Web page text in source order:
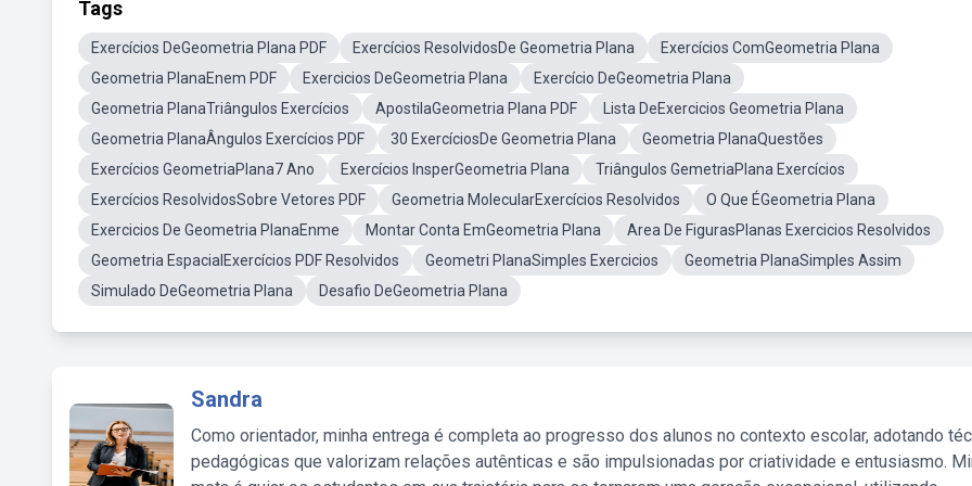
Tags
Exercícios DeGeometria Plana PDF Exercícios ResolvidosDe Geometria Plana
Exercícios ComGeometria Plana
Geometria PlanaEnem PDF
Exercicios DeGeometria Plana
Exercício DeGeometria Plana
Geometria PlanaTriângulos Exercícios
ApostilaGeometria Plana PDF
Lista DeExercicios Geometria Plana
Geometria PlanaÂngulos Exercícios PDF
30 ExercíciosDe Geometria Plana
Geometria PlanaQuestões
Exercícios GeometriaPlana7 Ano
Exercícios InsperGeometria Plana
Triângulos GemetriaPlana Exercícios
Exercícios ResolvidosSobre Vetores PDF
Geometria MolecularExercícios Resolvidos
O Que ÉGeometria Plana
Exercicios De Geometria PlanaEnme
Montar Conta EmGeometria Plana
Area De FigurasPlanas Exercicios Resolvidos
Geometria EspacialExercícios PDF Resolvidos
Geometri PlanaSimples Exercicios
Geometria PlanaSimples Assim
Simulado DeGeometria Plana
Desafio DeGeometria Plana
Sandra
Como orientador, minha entrega é completa ao progresso dos alunos no contexto escolar, adotando
pedagógicas que valorizam relações autênticas e são impulsionadas por criatividade e entusiasmo.